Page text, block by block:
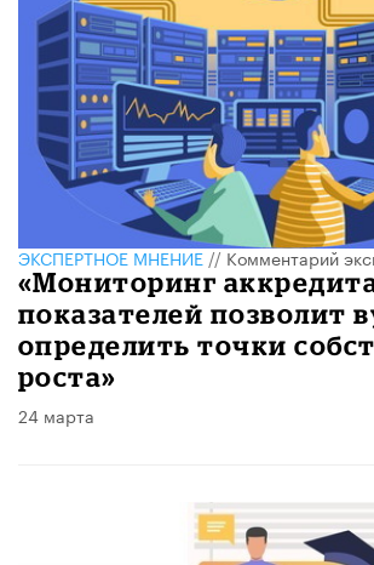
ЭКСПЕРТНОЕ МНЕНИЕ//Комментарий
«Мониторинг
показателей позволит
определить точки
роста»
24 марта